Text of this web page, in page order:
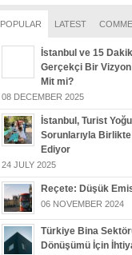
POPULAR LATEST
İstanbul ve 15
Gerçekçi Bir
Mit mi?
08 DECEMBER 2025
İstanbul, Turist
Sorunlarıyla
Ediyor
24 JULY 2025
Reçete: Düşük
06 NOVEMBER 2024
Türkiye Bina
Dönüşümü İçin